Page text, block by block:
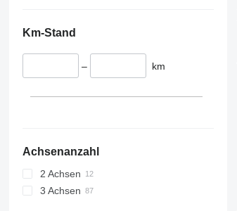
Km-Stand
– km
Achsenanzahl
2 Achsen
3 Achsen